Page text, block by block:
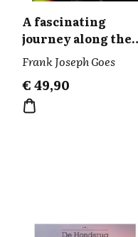
A fascinating
journey along the
eyes of animals
Frank Joseph Goes
€49,90